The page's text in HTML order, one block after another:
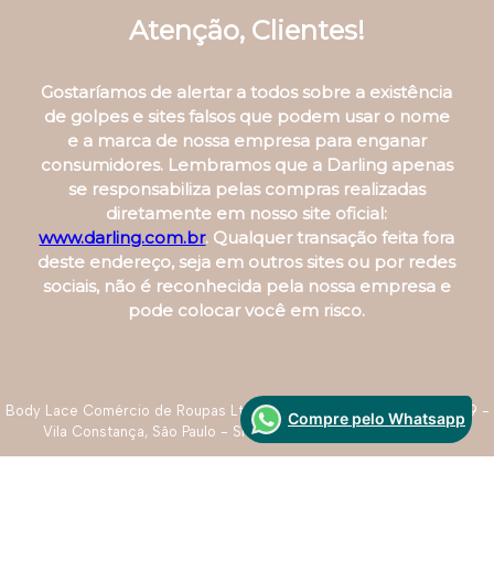
Atenção, Clientes!
Gostaríamos de alertar a todos sobre a existência
de golpes e sites falsos que podem usar o nome
e a marca de nossa empresa para enganar
consumidores. Lembramos que a Darling apenas
se responsabiliza pelas compras realizadas
diretamente em nosso site oficial:
www.darling.com.br. Qualquer transação feita fora
deste endereço, seja em outros sites ou por redes
sociais, não é reconhecida pela nossa empresa e
pode colocar você em risco.
Body Lace Comércio de Roupas Ltda. R. Roque de Paula Monteiro, 39 -
Vila Constança, São Paulo - SP - CNPJ: 07.737.343/0003-44
Compre pelo Whatsapp